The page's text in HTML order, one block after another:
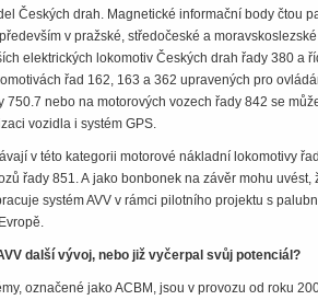
Českých drah. Magnetické informační body čtou
v pražské, středočeské a
elektrických lokomotiv Českých drah řady 380 a
řad 162, 163 a 362 upravených pro
750.7 nebo na motorových vozech řady 842 se
vozidla i systém GPS.
v této kategorii motorové nákladní lokomotivy
řady 851. A jako bonbonek na závěr mohu
systém AVV v rámci pilotního projektu s
další vývoj, nebo již vyčerpal svůj potenciál?
označené jako ACBM, jsou v provozu od roku